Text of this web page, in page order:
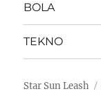
BOLA
TEKNO
Star Sun Leash